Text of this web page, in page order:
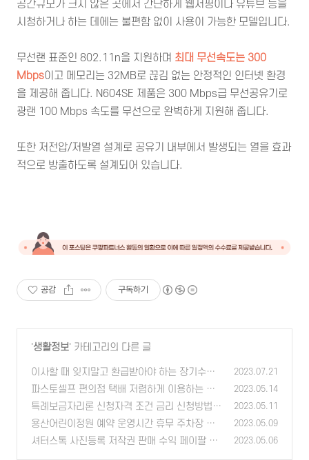
공간규모가 크지 않은 곳에서 간단하게 웹서핑이나 유튜브 등을
시청하거나 하는 데에는 불편함 없이 사용이 가능한 모델입니다.
무선랜 표준인 802.11n을 지원하며 최대 무선속도는 300
Mbps이고 메모리는 32MB로 끊김 없는 안정적인 인터넷 환경
을 제공해 줍니다. N604SE 제품은 300 Mbps급 무선공유기로
광랜 100 Mbps 속도를 무선으로 완벽하게 지원해 줍니다.
또한 저전압/저발열 설계로 공유기 내부에서 발생되는 열을 효과
적으로 방출하도록 설계되어 있습니다.
공감 구독하기
'생활정보' 카테고리의 다른 글
이사할 때 잊지말고 환급받아야 하는 장기수선
충당금
(0)
2023.07.21
파스토셀프 편의점 택배 저렴하게 이용하는 방
법
(0)
2023.05.14
특례보금자리론 신청자격 조건 금리 신청방법
(0)
2023.05.11
용산어린이정원 예약 운영시간 휴무 주차장 정
보
(0)
2023.05.09
셔터스톡 사진등록 저작권 판매 수익 페이팔 정
2023.05.06